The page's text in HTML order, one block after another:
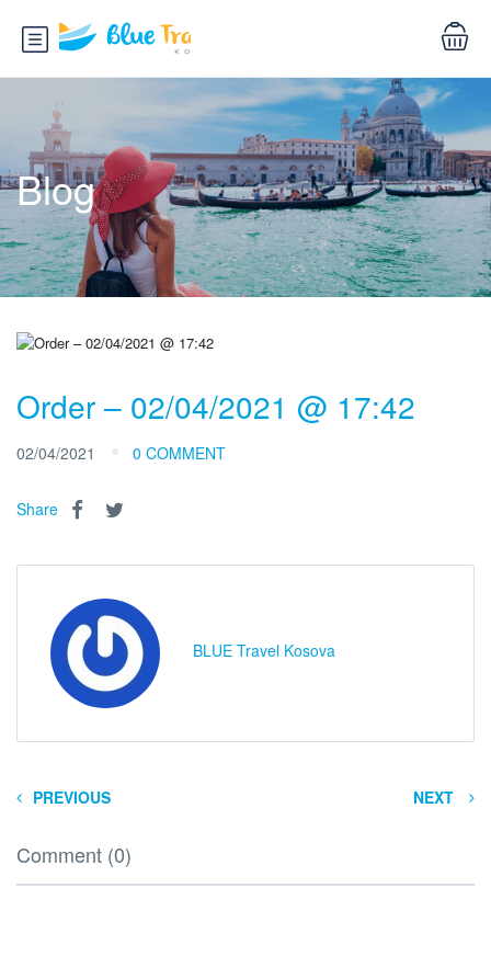
Blog
Order – 02/04/2021 @ 17:42
02/04/2021 0 COMMENT
Share
BLUE Travel Kosova
PREVIOUS NEXT
Comment (0)